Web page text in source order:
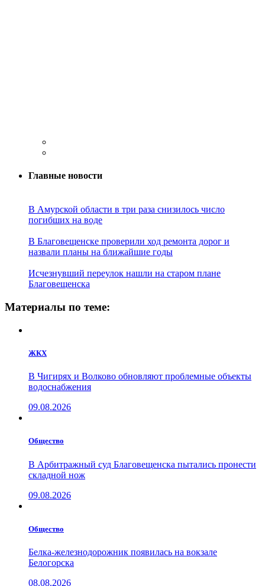
Главные новости
В Амурской области в три раза снизилось число
погибших на воде
В Благовещенске проверили ход ремонта дорог и
назвали планы на ближайшие годы
Исчезнувший переулок нашли на старом плане
Благовещенска
Материалы по теме:
ЖКХ
В Чигирях и Волково обновляют проблемные объекты
водоснабжения
09.08.2026
Общество
В Арбитражный суд Благовещенска пытались пронести
складной нож
09.08.2026
Общество
Белка-железнодорожник появилась на вокзале
Белогорска
08.08.2026